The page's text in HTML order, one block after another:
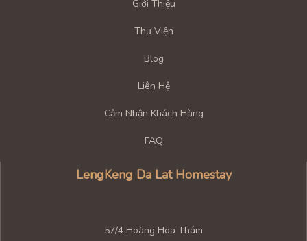
Giới Thiệu
Thư Viện
Blog
Liên Hệ
Cảm Nhận Khách Hàng
FAQ
LengKeng Da Lat Homestay
57/4 Hoàng Hoa Thám